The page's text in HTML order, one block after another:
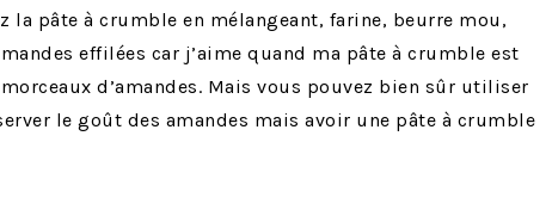
la pâte à crumble en mélangeant, farine, beurre mou,
effilées car j’aime quand ma pâte à crumble est
d’amandes. Mais vous pouvez bien sûr utiliser
le goût des amandes mais avoir une pâte à crumble